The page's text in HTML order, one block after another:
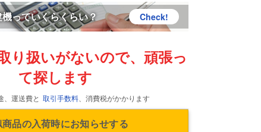
っていくらくらい？ Check!
り扱いがないので、頑張っ
て探します
、運送費と 取引手数料、消費税がかかります
品の入荷時にお知らせする